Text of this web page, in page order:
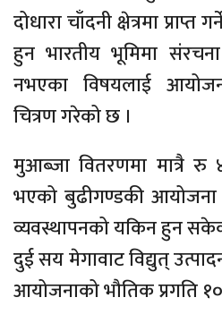
दोधारा चाँदनी क्षेत्रमा प्राप्त
हुन भारतीय भूमिमा
नभएका विषयलाई
चित्रण गरेको छ ।
मुआब्जा वितरणमा मात्रै रु
भएको बुढीगण्डकी आयोजना
व्यवस्थापनको यकिन हुन
दुई सय मेगावाट विद्युत्
आयोजनाको भौतिक प्रगति १०